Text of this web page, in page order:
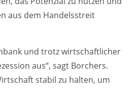
aus dem Handelsstreit
und trotz wirtschaftlicher
aus“, sagt Borchers.
stabil zu halten, um